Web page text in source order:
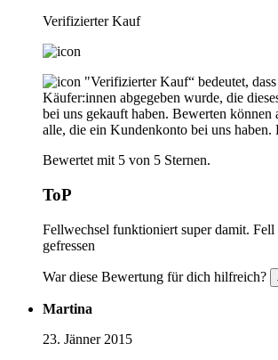
Verifizierter Kauf
"Verifizierter Kauf“ bedeutet,
Käufer:innen abgegeben wurde, die
bei uns gekauft haben. Bewerten können
alle, die ein Kundenkonto bei uns haben.
Bewertet mit 5 von 5 Sternen.
ToP
Fellwechsel funktioniert super damit.
gefressen
War diese Bewertung für dich hilfreich?
Martina
23. Jänner 2015